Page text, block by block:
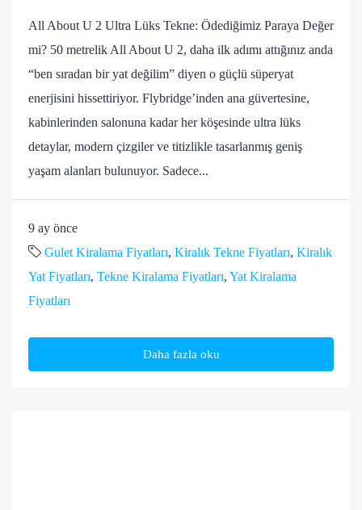
All About U 2 Ultra Lüks Tekne: Ödediğimiz Paraya Değer
mi? 50 metrelik All About U 2, daha ilk adımı attığınız anda
“ben sıradan bir yat değilim” diyen o güçlü süperyat
enerjisini hissettiriyor. Flybridge’inden ana güvertesine,
kabinlerinden salonuna kadar her köşesinde ultra lüks
detaylar, modern çizgiler ve titizlikle tasarlanmış geniş
yaşam alanları bulunuyor. Sadece...
9 ay önce
Gulet Kiralama Fiyatları, Kiralık Tekne Fiyatları, Kiralık
Yat Fiyatları, Tekne Kiralama Fiyatları, Yat Kiralama
Fiyatları
Daha fazla oku